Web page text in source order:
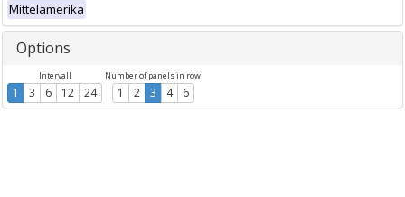
Mittelamerika
Options
Intervall
1 3 6 12 24
Number of panels in row
1 2 3 4 6